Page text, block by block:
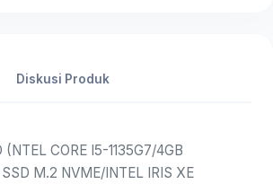
Diskusi Produk
(NTEL CORE I5-1135G7/4GB
M.2 NVME/INTEL IRIS XE